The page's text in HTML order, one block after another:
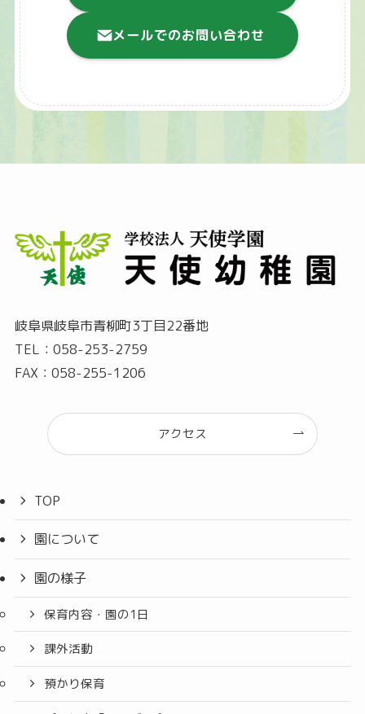
メールでのお問い合わせ
岐阜県岐阜市青柳町3丁目22番地
TEL：058-253-2759
FAX：058-255-1206
アクセス
TOP
園について
園の様子
保育内容・園の1日
課外活動
預かり保育